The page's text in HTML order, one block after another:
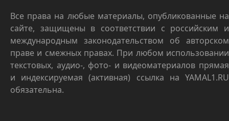
Все права на любые материалы, опубликованные на
сайте, защищены в соответствии с российским и
международным законодательством об авторском
праве и смежных правах. При любом использовании
текстовых, аудио-, фото- и видеоматериалов прямая
и индексируемая (активная) ссылка на YAMAL1.RU
обязательна.